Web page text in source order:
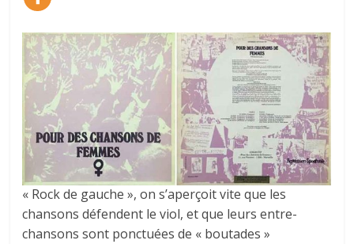
« Rock de gauche », on s’aperçoit vite que les
chansons défendent le viol, et que leurs entre-
chansons sont ponctuées de « boutades »